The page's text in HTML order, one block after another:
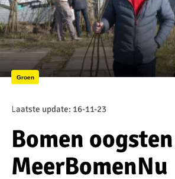
Groen
Laatste update: 16-11-23
Bomen
MeerBomenNu